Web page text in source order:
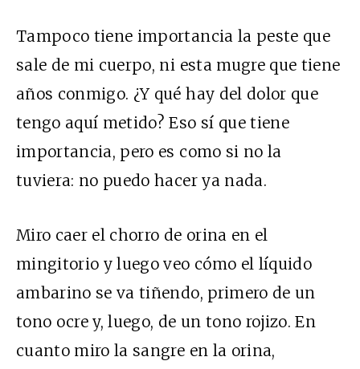
Tampoco tiene importancia la peste que
sale de mi cuerpo, ni esta mugre que tiene
años conmigo. ¿Y qué hay del dolor que
tengo aquí metido? Eso sí que tiene
importancia, pero es como si no la
tuviera: no puedo hacer ya nada.
Miro caer el chorro de orina en el
mingitorio y luego veo cómo el líquido
ambarino se va tiñendo, primero de un
tono ocre y, luego, de un tono rojizo. En
cuanto miro la sangre en la orina,